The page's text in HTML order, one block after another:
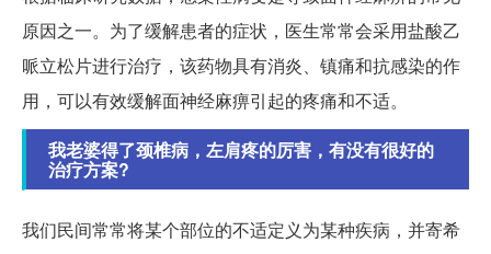
原因之一。为了缓解患者的症状，医生常常会采用盐酸乙
哌立松片进行治疗，该药物具有消炎、镇痛和抗感染的作
用，可以有效缓解面神经麻痹引起的疼痛和不适。
我老婆得了颈椎病，左肩疼的厉害，有没有很好的
治疗方案?
我们民间常常将某个部位的不适定义为某种疾病，并寄希